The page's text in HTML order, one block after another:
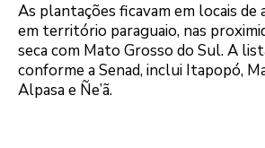
As plantações ficavam em locais de
em território paraguaio, nas
seca com Mato Grosso do Sul. A
conforme a Senad, inclui Itapopó,
Alpasa e Ñe’ã.